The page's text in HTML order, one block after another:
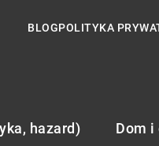
BLOGPOLITYKA
hazard) Dom i